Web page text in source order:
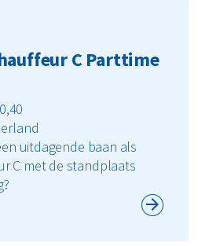
C Parttime
uitdagende baan als
C met de standplaats